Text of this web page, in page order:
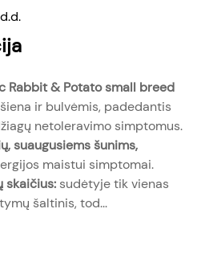
Rabbit & Potato small breed
ir bulvėmis, padedantis
netoleravimo simptomus.
suaugusiems šunims,
maistui simptomai.
skaičius: sudėtyje tik vienas
šaltinis, tod...